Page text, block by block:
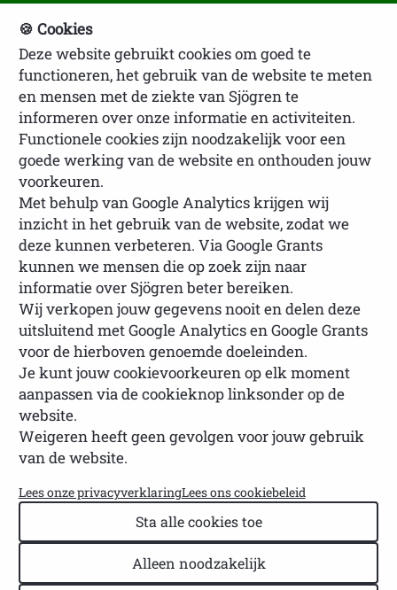
NVSP Ledenlogin
Nationale Vereniging
Sjögrenpatiënten (NVSP)
De NVSP is de officiële landelijke vereniging voor
mensen met deziekte van Sjögrenennon-Sjögren
sicca. Wij bieden betrouwbare informatie, advies en
ondersteuning. Daarnaast bevorderen wij
bewustwording en kennis over deze
aandoeningen.
Informatie over symptomen, diagnose en
behandeling
Informatie voor lotgenoten, zorgverleners,
collega's, werkgevers en naasten
🍪 Cookies
Deze website gebruikt cookies om goed te
functioneren, het gebruik van de website te meten
en mensen met de ziekte van Sjögren te
informeren over onze informatie en activiteiten.
Functionele cookies zijn noodzakelijk voor een
goede werking van de website en onthouden jouw
voorkeuren.
Met behulp van Google Analytics krijgen wij
inzicht in het gebruik van de website, zodat we
deze kunnen verbeteren. Via Google Grants
kunnen we mensen die op zoek zijn naar
informatie over Sjögren beter bereiken.
Wij verkopen jouw gegevens nooit en delen deze
uitsluitend met Google Analytics en Google Grants
voor de hierboven genoemde doeleinden.
Je kunt jouw cookievoorkeuren op elk moment
aanpassen via de cookieknop linksonder op de
website.
Weigeren heeft geen gevolgen voor jouw gebruik
van de website.
Lees onze privacyverklaringLees ons cookiebeleid
Sta alle cookies toe
Alleen noodzakelijk